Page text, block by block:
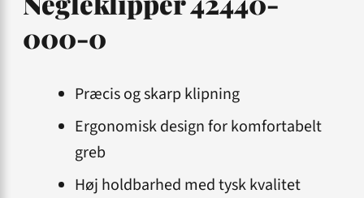
000-0
Præcis og skarp klipning
Ergonomisk design for komfortabelt
greb
Høj holdbarhed med tysk kvalitet